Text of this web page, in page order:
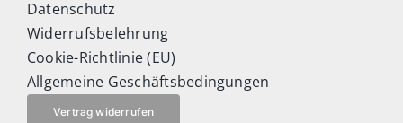
Datenschutz
Widerrufsbelehrung
Cookie-Richtlinie (EU)
Allgemeine Geschäftsbedingungen
Vertrag widerrufen